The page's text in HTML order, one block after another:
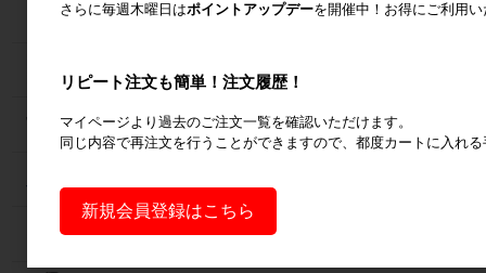
ラック
パレット
コンベア
さらに毎週木曜日はポイントアップデーを開催中！お得にご利用
リピート注文も簡単！注文履歴！
マイページより過去のご注文一覧を確認いただけます。
同じ内容で再注文を行うことができますので、都度カートに入れ
新規会員登録はこちら